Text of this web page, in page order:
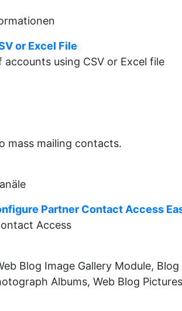
or Excel File
using CSV or Excel file
mass mailing contacts.
Partner Contact Access
Access
Blog Image Gallery Module,
Albums, Web Blog